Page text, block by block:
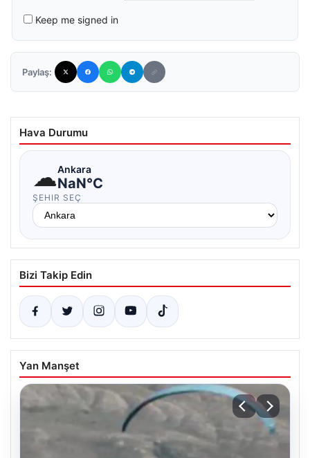
Keep me signed in
Paylaş:
Hava Durumu
☁Ankara
NaN°C
ŞEHIR SEÇ
Bizi Takip Edin
Yan Manşet